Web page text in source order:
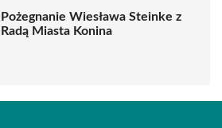
Pożegnanie Wiesława Steinke z
Radą Miasta Konina